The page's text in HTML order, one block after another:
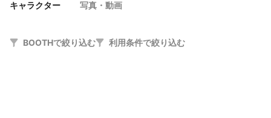
キャラクター 写真・動画
BOOTHで絞り込む 利用条件で絞り込む